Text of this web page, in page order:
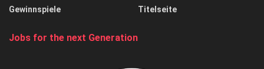
Gewinnspiele
Titelseite
Jobs for the next Generation